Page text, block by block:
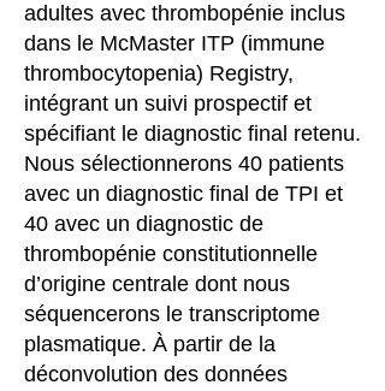
adultes avec thrombopénie inclus
dans le McMaster ITP (immune
thrombocytopenia) Registry,
intégrant un suivi prospectif et
spécifiant le diagnostic final retenu.
Nous sélectionnerons 40 patients
avec un diagnostic final de TPI et
40 avec un diagnostic de
thrombopénie constitutionnelle
d’origine centrale dont nous
séquencerons le transcriptome
plasmatique. À partir de la
déconvolution des données